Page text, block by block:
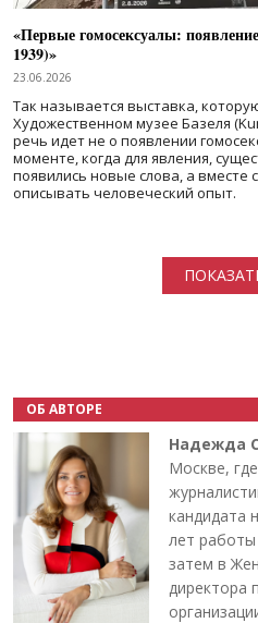
«Первые гомосексуалы:
1939)»
23.06.2026
Так называется выставка,
Художественном музее Базеля
речь идет не о появлении
моменте, когда для явления,
появились новые слова, а вместе
описывать человеческий опыт.
ОБ АВТОРЕ
Надежда
Москве,
кандидата
лет
затем в
директора